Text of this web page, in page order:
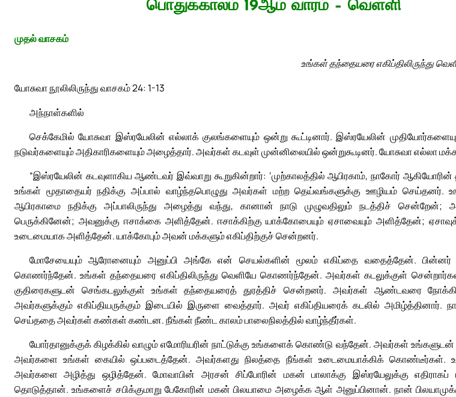
பொதுக்காலம் 19ஆம் வாரம் – வெள்ளி
முதல் வாசகம்
உங்கள் தந்தையரை எகிப்திலிருந்து
யோசுவா நூலிலிருந்து வாசகம் 24: 1-13
அந்நாள்களில்
செக்கேமில் யோசுவா இஸ்ரயேலின் எல்லாக் குலங்களையும் ஒன்று கூட்டினார். இஸ்ரயேலின்
நடுவர்களையும் அதிகாரிகளையும் அழைத்தார். அவர்கள் கடவுள் முன்னிலையில் ஒன்றுகூடினர். யோசுவா எல்லா
“இஸ்ரயேலின் கடவுளாகிய ஆண்டவர் இவ்வாறு கூறுகின்றார்: ‘முற்காலத்தில் ஆபிரகாம், நாகோர் ஆகியோரின்
உங்கள் மூதாதையர் நதிக்கு அப்பால் வாழ்ந்தபொழுது அவர்கள் மற்ற தெய்வங்களுக்கு ஊழியம் செய்தனர்.
ஆபிரகாமை நதிக்கு அப்பாலிருந்து அழைத்து வந்து, கானான் நாடு முழுவதிலும் நடத்திச் சென்றேன்;
பெருக்கினேன்; அவனுக்கு ஈசாக்கை அளித்தேன். ஈசாக்கிற்கு யாக்கோபையும் ஏசாவையும் அளித்தேன்;
உடைமையாக அளித்தேன். யாக்கோபும் அவன் மக்களும் எகிப்திற்குச் சென்றனர்.
மோசேயையும் ஆரோனையும் அனுப்பி அங்கே என் செயல்களின் மூலம் எகிப்தை வதைத்தேன்.
கொணர்ந்தேன். உங்கள் தந்தையரை எகிப்திலிருந்து வெளியே கொணர்ந்தேன். அவர்கள் கடலுக்குள் சென்றார்கள்.
குதிரைகளுடன் செங்கடலுக்குள் உங்கள் தந்தையரைத் துரத்திச் சென்றனர். அவர்கள் ஆண்டவரை
அவர்களுக்கும் எகிப்தியருக்கும் இடையில் இருளை வைத்தார். அவர் எகிப்தியரைக் கடலில் அமிழ்த்தினார்.
செய்ததை அவர்கள் கண்கள் கண்டன. நீங்கள் நீண்ட காலம் பாலைநிலத்தில் வாழ்ந்தீர்கள்.
யோர்தானுக்குக் கிழக்கில் வாழும் எமோரியரின் நாட்டுக்கு உங்களைக் கொண்டு வந்தேன். அவர்கள் உங்களுடன்
அவர்களை உங்கள் கையில் ஒப்படைத்தேன். அவர்களது நிலத்தை நீங்கள் உடைமையாக்கிக் கொண்டீர்கள்.
அவர்களை அழித்து ஒழித்தேன். மோவாபின் அரசன் சிப்போரின் மகன் பாலாக்கு இஸ்ரயேலுக்கு எதிராகப்
தொடுத்தான். உங்களைச் சபிக்குமாறு பேகோரின் மகன் பிலயாமை அழைக்க ஆள் அனுப்பினான். நான்